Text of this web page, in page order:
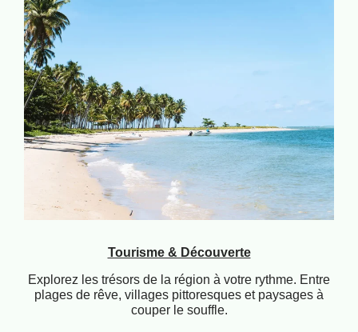
Tourisme & Découverte
Explorez les trésors de la région à votre rythme. Entre
plages de rêve, villages pittoresques et paysages à
couper le souffle.